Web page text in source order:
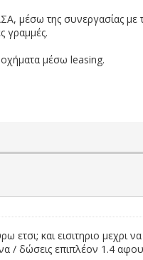
μέσω της συνεργασίας με
γραμμές.
μέσω leasing.
και εισιτηριο μεχρι
/ δώσεις επιπλέον 1.4